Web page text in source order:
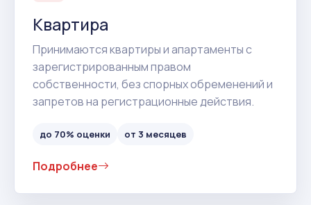
Квартира
Принимаются квартиры и апартаменты с
зарегистрированным правом
собственности, без спорных обременений и
запретов на регистрационные действия.
до 70% оценки от 3 месяцев
Подробнее